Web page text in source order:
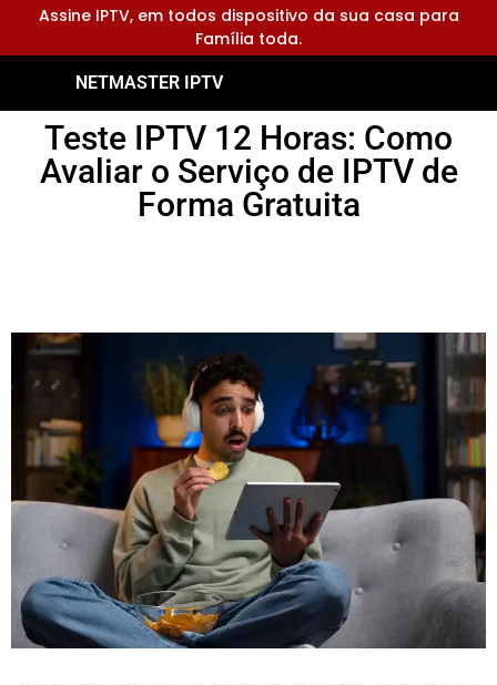
Assine IPTV, em todos dispositivo da sua casa para
Família toda.
NETMASTER IPTV
Teste IPTV 12 Horas: Como
Avaliar o Serviço de IPTV de
Forma Gratuita